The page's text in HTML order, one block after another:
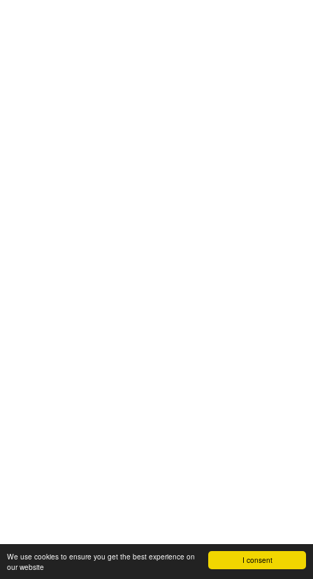
I consent
We use cookies to ensure you get the best experience on
our website